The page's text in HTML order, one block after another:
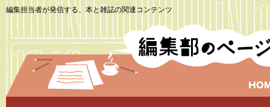
編集担当者が発信する、本と雑誌の関連コンテンツ